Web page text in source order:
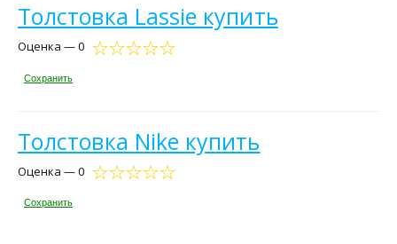
Толстовка Lassie купить
Оценка — 0
Сохранить
Толстовка Nike купить
Оценка — 0
Сохранить